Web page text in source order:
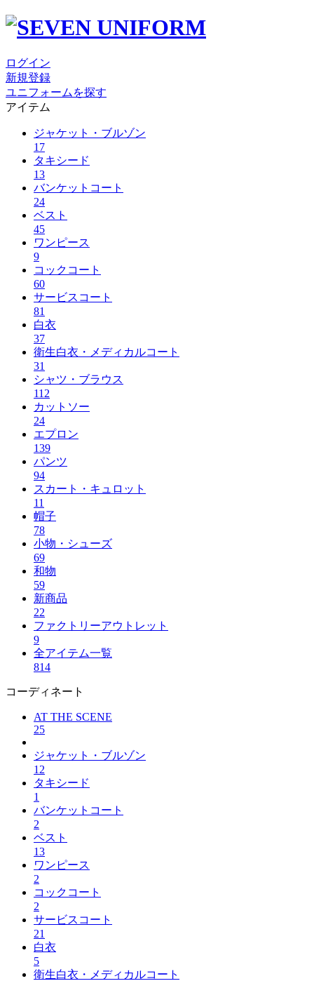
ログイン
新規登録
ユニフォームを探す
アイテム
ジャケット・ブルゾン
17
タキシード
13
バンケットコート
24
ベスト
45
ワンピース
9
コックコート
60
サービスコート
81
白衣
37
衛生白衣・メディカルコート
31
シャツ・ブラウス
112
カットソー
24
エプロン
139
パンツ
94
スカート・キュロット
11
帽子
78
小物・シューズ
69
和物
59
新商品
22
ファクトリーアウトレット
9
全アイテム一覧
814
コーディネート
AT THE SCENE
25
ジャケット・ブルゾン
12
タキシード
1
バンケットコート
2
ベスト
13
ワンピース
2
コックコート
2
サービスコート
21
白衣
5
衛生白衣・メディカルコート